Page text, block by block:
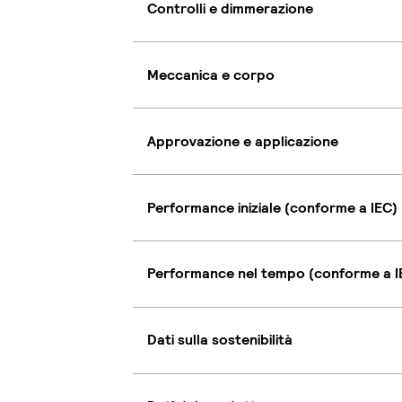
Controlli e dimmerazione
Meccanica e corpo
Approvazione e applicazione
Performance iniziale (conforme a IEC)
Performance nel tempo (conforme a
Dati sulla sostenibilità